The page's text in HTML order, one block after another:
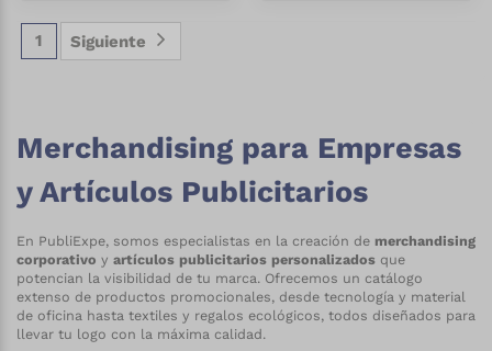
1 Siguiente
Merchandising para Empresas
y Artículos Publicitarios
En PubliExpe, somos especialistas en la creación de merchandising
corporativo y artículos publicitarios personalizados que
potencian la visibilidad de tu marca. Ofrecemos un catálogo
extenso de productos promocionales, desde tecnología y material
de oficina hasta textiles y regalos ecológicos, todos diseñados para
llevar tu logo con la máxima calidad.